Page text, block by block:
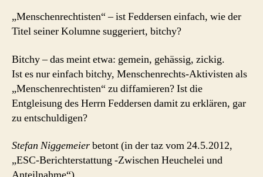
„Menschenrechtisten“ – ist Feddersen einfach, wie der
Titel seiner Kolumne suggeriert, bitchy?
Bitchy – das meint etwa: gemein, gehässig, zickig.
Ist es nur einfach bitchy, Menschenrechts-Aktivisten als
„Menschenrechtisten“ zu diffamieren? Ist die
Entgleisung des Herrn Feddersen damit zu erklären, gar
zu entschuldigen?
Stefan Niggemeierbetont (in der taz vom 24.5.2012,
„ESC-Berichterstattung -Zwischen Heuchelei und